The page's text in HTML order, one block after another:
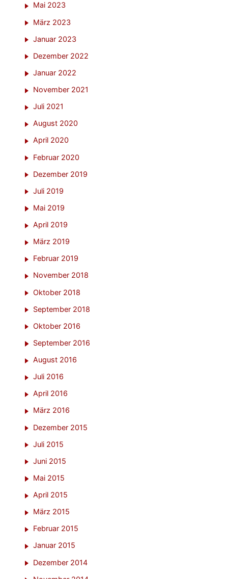
Mai 2023
März 2023
Januar 2023
Dezember 2022
Januar 2022
November 2021
Juli 2021
August 2020
April 2020
Februar 2020
Dezember 2019
Juli 2019
Mai 2019
April 2019
März 2019
Februar 2019
November 2018
Oktober 2018
September 2018
Oktober 2016
September 2016
August 2016
Juli 2016
April 2016
März 2016
Dezember 2015
Juli 2015
Juni 2015
Mai 2015
April 2015
März 2015
Februar 2015
Januar 2015
Dezember 2014